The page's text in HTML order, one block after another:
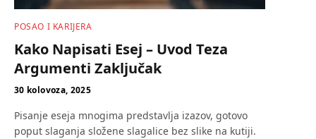
POSAO I KARIJERA
Kako Napisati Esej – Uvod Teza
Argumenti Zaključak
30 kolovoza, 2025
Pisanje eseja mnogima predstavlja izazov, gotovo
poput slaganja složene slagalice bez slike na kutiji.